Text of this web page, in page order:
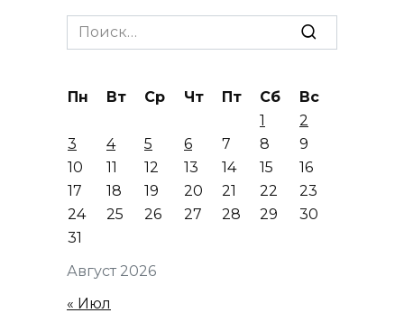
Search
for:
Август 2026
Пн Вт Ср Чт Пт Сб
Вс
1
2
3
4 5 6 7 8
9
10
11 12 13 14 15
16
17
18 19 20 21 22
23
24
25 26 27 28 29
30
31
« Июл